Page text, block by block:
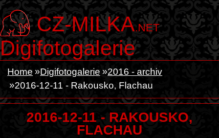
CZ-MILKA.NET
Digifotogalerie
Home Digifotogalerie
2016 - archiv
2016-12-11 - Rakousko, Flachau
2016-12-11 - RAKOUSKO,
FLACHAU